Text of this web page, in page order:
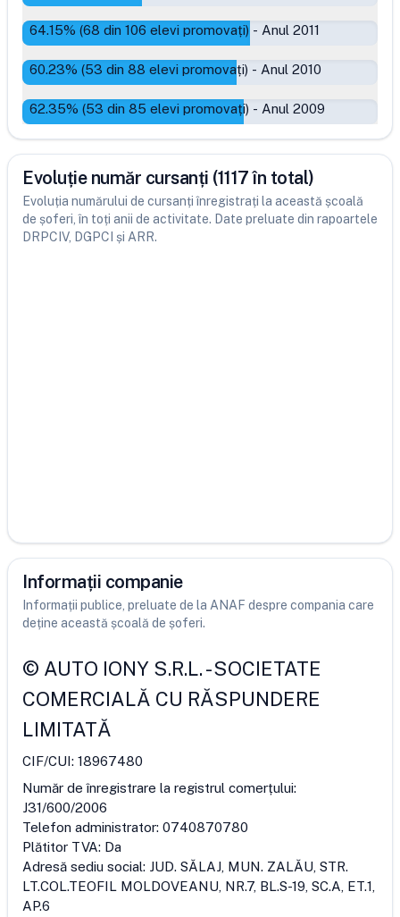
64.15% (68 din 106 elevi promovați) - Anul 2011
60.23% (53 din 88 elevi promovați) - Anul 2010
62.35% (53 din 85 elevi promovați) - Anul 2009
Evoluție număr cursanți (1117 în total)
Evoluția numărului de cursanți înregistrați la această școală
de șoferi, în toți anii de activitate. Date preluate din rapoartele
DRPCIV, DGPCI și ARR.
Informații companie
Informații publice, preluate de la ANAF despre compania care
deține această școală de șoferi.
© AUTO IONY S.R.L.-SOCIETATE
COMERCIALĂ CU RĂSPUNDERE
LIMITATĂ
CIF/CUI: 18967480
Număr de înregistrare la registrul comerțului:
J31/600/2006
Telefon administrator: 0740870780
Plătitor TVA: Da
Adresă sediu social: JUD. SĂLAJ, MUN. ZALĂU, STR.
LT.COL.TEOFIL MOLDOVEANU, NR.7, BL.S-19, SC.A, ET.1,
AP.6